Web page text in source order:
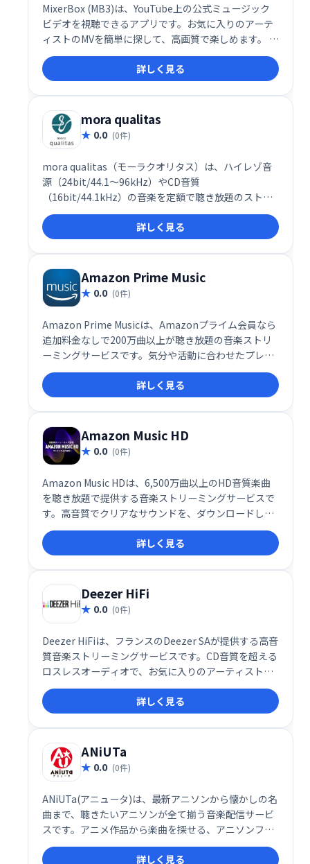
MixerBox (MB3)は、YouTube上の公式ミュージック
ビデオを視聴できるアプリです。お気に入りのアーテ
ィストのMVを簡単に探して、高画質で楽しめます。 豊
富な音楽ライブラリと使いやすいインターフェース
で、快適な音楽体験を提供します。
詳しく見る
mora qualitas
0.0 (0件)
mora qualitas（モーラクオリタス）は、ハイレゾ音
源（24bit/44.1～96kHz）やCD音質
（16bit/44.1kHz）の音楽を定額で聴き放題のストリ
ーミングサービスです。一般的なストリーミングとは
異なり、クリアで繊細な高音質サウンドが、まるで音
楽が染み込んでくるような、没入感あふれるリスニン
グ体験を提供します。 妥協のない音質で、音楽を心ゆ
くまでお楽しみください。
詳しく見る
Amazon Prime Music
0.0 (0件)
Amazon Prime Musicは、Amazonプライム会員なら
追加料金なしで200万曲以上が聴き放題の音楽ストリ
ーミングサービスです。気分や活動に合わせたプレイ
リストやラジオ、オフライン再生にも対応。豊富な楽
曲と便利な機能で、いつでもどこでも音楽を楽しめま
す。
詳しく見る
Amazon Music HD
0.0 (0件)
Amazon Music HDは、6,500万曲以上のHD音質楽曲
を聴き放題で提供する音楽ストリーミングサービスで
す。高音質でクリアなサウンドを、ダウンロードして
オフラインでも楽しめます。低音質の音楽に不満を感
じているなら、Amazon Music HDで音楽体験を格段
に向上させましょう。
詳しく見る
Deezer HiFi
0.0 (0件)
Deezer HiFiは、フランスのDeezer SAが提供する高音
質音楽ストリーミングサービスです。CD音質を超える
ロスレスオーディオで、お気に入りのアーティストや
楽曲を存分にお楽しみいただけます。幅広い音楽ライ
ブラリと、快適なリスニング体験を提供します。
詳しく見る
ANiUTa
0.0 (0件)
ANiUTa(アニュータ)は、最新アニソンから懐かしの名
曲まで、聴きたいアニソンが全て揃う音楽配信サービ
スです。アニメ作品から楽曲を探せる、アニソンファ
ン必携のアプリ。好きなだけ聴き放題で、純粋なアニ
ソン体験をお楽しみいただけます。
詳しく見る